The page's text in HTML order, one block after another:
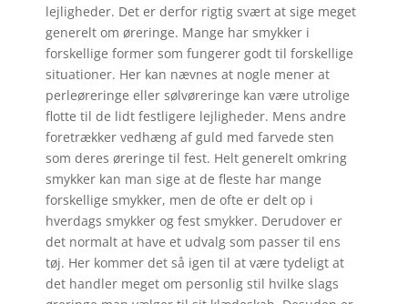
lejligheder. Det er derfor rigtig svært at sige meget
generelt om øreringe. Mange har smykker i
forskellige former som fungerer godt til forskellige
situationer. Her kan nævnes at nogle mener at
perleøreringe eller sølvøreringe kan være utrolige
flotte til de lidt festligere lejligheder. Mens andre
foretrækker vedhæng af guld med farvede sten
som deres øreringe til fest. Helt generelt omkring
smykker kan man sige at de fleste har mange
forskellige smykker, men de ofte er delt op i
hverdags smykker og fest smykker. Derudover er
det normalt at have et udvalg som passer til ens
tøj. Her kommer det så igen til at være tydeligt at
det handler meget om personlig stil hvilke slags